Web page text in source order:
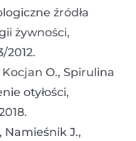
źródła
żywności,
2012.
O., Spirulina
otyłości,
Namieśnik J.,